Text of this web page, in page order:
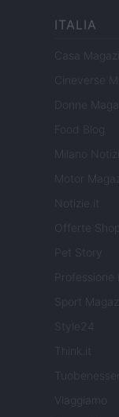
ITALIA
Casa
Cineverse
Donne
Food Blog
Milano Notizie
Motor
Notizie.it
Offerte
Professione
Sport
Style24
Think.it
Viaggiamo